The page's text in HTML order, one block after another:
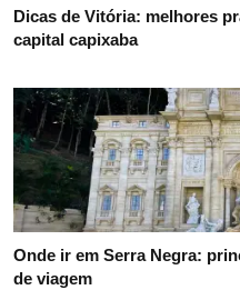
Dicas de Vitória: melhores
capital capixaba
Onde ir em Serra Negra:
de viagem